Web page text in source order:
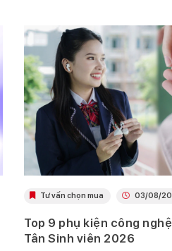
Tư vấn chọn mua 03/08/
Top 9 phụ kiện công
Tân Sinh viên 2026